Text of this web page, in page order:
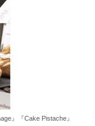
』『Cake Pistache』